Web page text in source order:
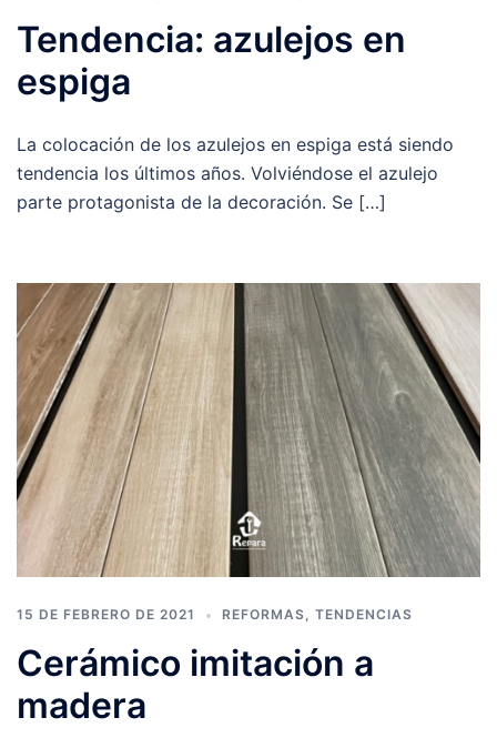
Tendencia: azulejos en
espiga
La colocación de los azulejos en espiga está siendo
tendencia los últimos años. Volviéndose el azulejo
parte protagonista de la decoración. Se […]
15 DE FEBRERO DE 2021 REFORMAS, TENDENCIAS
Cerámico imitación a
madera